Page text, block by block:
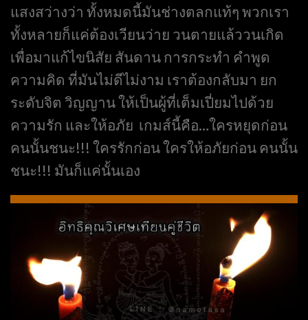
แสงสว่างว่า ทั้งหมดนี้มันช่างตลกแท้ๆ พวกเรา
ทั้งหลายก็แค่ต้องเวียนว่าย วนตายแล้ววนเกิด
เพื่อมาแก้ไขนิสัย สันดาน การกระทำ คำพูด
ความคิด ที่มันไม่ดีไม่งาม เราต้องกลับมา ยก
ระดับจิต วิญญาน ให้เป็นผู้ที่เต็มเปี่ยมไปด้วย
ความรัก และให้อภัย เกมส์นี้คือ…ใครหยุดก่อน
คนนั้นชนะ!!! ใครรักก่อน ใครให้อภัยก่อน คนนั้น
ชนะ!!! มันก็แค่นั้นเอง